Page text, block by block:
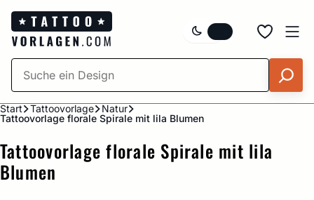
Zum
Inhalt
springen
Start Tattoovorlage
Natur
Tattoovorlage florale Spirale mit lila Blumen
Tattoovorlage florale Spirale mit lila
Blumen